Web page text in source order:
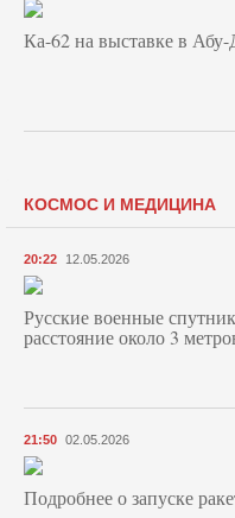
Ка-62 на выставке в
КОСМОС И МЕДИЦИНА
20:22 12.05.2026
Русские военные
расстояние около 3
21:50 02.05.2026
Подробнее о запуске